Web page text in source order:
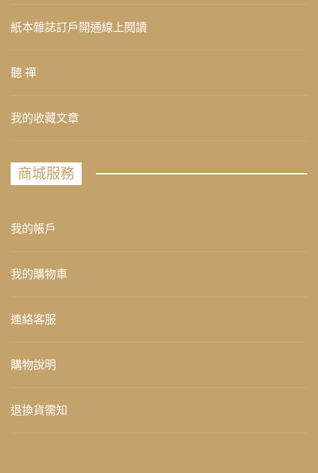
紙本雜誌訂戶開通線上閱讀
聽 禪
我的收藏文章
商城服務
我的帳戶
我的購物車
連絡客服
購物說明
退換貨需知